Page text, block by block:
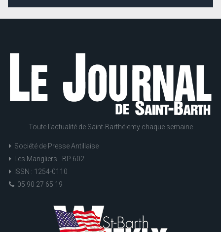
Toute l'actualité de Saint-Barthélemy chaque semaine
Société de Presse Antillaise
Les Mangliers - BP 602
ISSN : 1254-0110
05 90 27 65 19